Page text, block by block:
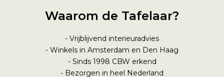
Waarom de Tafelaar?
- Vrijblijvend interieuradvies
- Winkels in Amsterdam en Den Haag
- Sinds 1998 CBW erkend
- Bezorgen in heel Nederland